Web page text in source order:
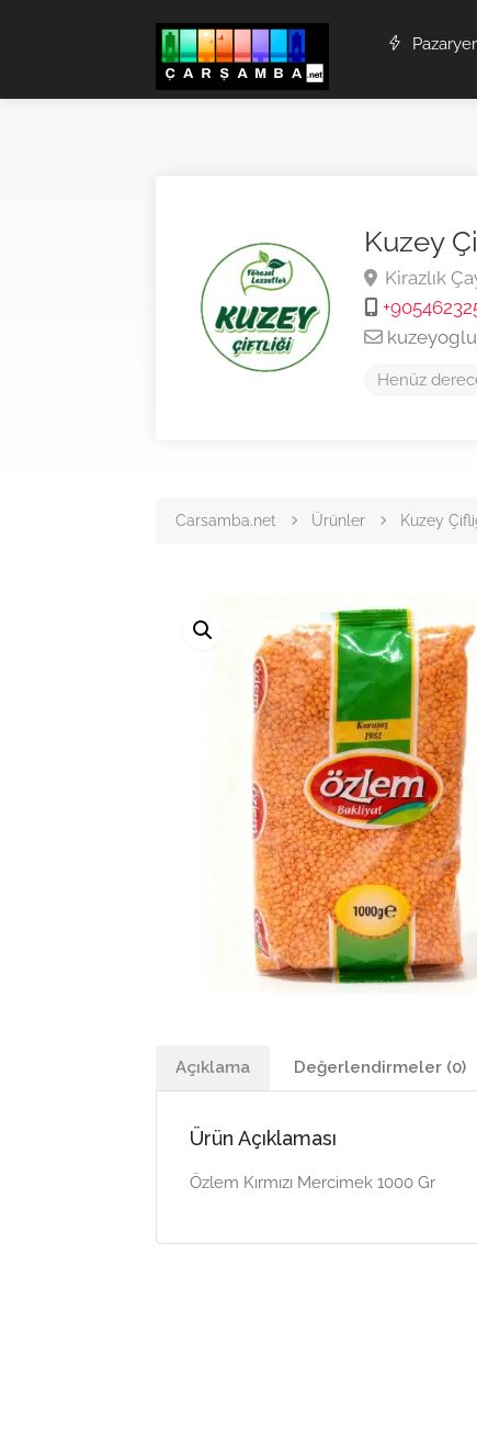
Kuzey
Kirazlık
Henüz
Carsamba.net Ürünler Kuzey
Açıklama Değerlendirmeler (0)
Ürün Açıklaması
Özlem Kırmızı Mercimek 1000 Gr